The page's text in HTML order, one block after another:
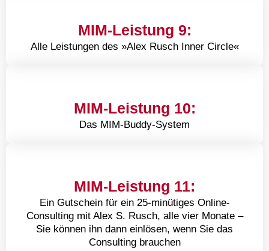
MIM-Leistung 9:
Alle Leistungen des »Alex Rusch Inner Circle«
MIM-Leistung 10:
Das MIM-Buddy-System
MIM-Leistung 11:
Ein Gutschein für ein 25-minütiges Online-
Consulting mit Alex S. Rusch, alle vier Monate –
Sie können ihn dann einlösen, wenn Sie das
Consulting brauchen